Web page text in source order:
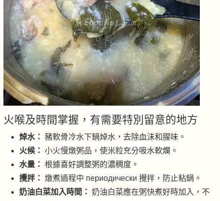
火喉及時間掌握，有需要特別留意的地方
焯水： 豬軟骨冷水下鍋焯水，去除血沫和腥味。
火候： 小火慢燉粥品，使米粒充分吸水軟爛。
水量： 根據喜好調整粥的濃稠度。
攪拌： 燉煮過程中 периодически 攪拌，防止粘鍋。
奶油白菜加入時間： 奶油白菜應在粥快煮好時加入，不